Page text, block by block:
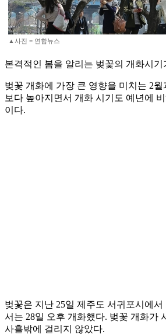
▲사진 = 연합뉴스
본격적인 봄을 알리는 벚꽃의 개화시
벚꽃 개화에 가장 큰 영향을 미치는 2
보다 높아지면서 개화 시기도 예년에
이다.
벚꽃은 지난 25일 제주도 서귀포시에서
서는 28일 오후 개화했다. 벚꽃 개화가
사흘밖에 걸리지 않았다.